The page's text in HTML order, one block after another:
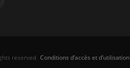
reserved Conditions d’accès et d’utilisation